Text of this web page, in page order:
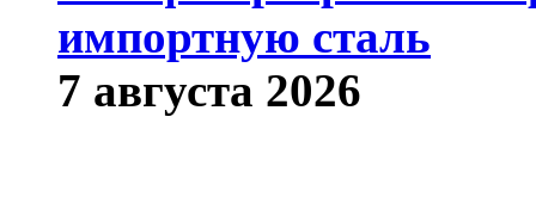
импортную сталь
7 августа 2026